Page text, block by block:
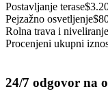
Postavljanje terase
Pejzažno osvetljenje
Rolna trava i niveliranje
Procenjeni ukupni
24/7 odgovor na